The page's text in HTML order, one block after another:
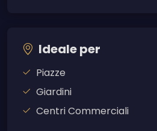
Ideale per
Piazze
Giardini
Centri Commerciali